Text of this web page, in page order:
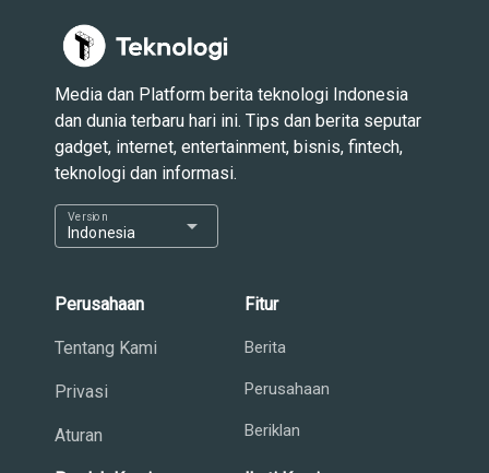
Media dan Platform berita teknologi Indonesia
dan dunia terbaru hari ini. Tips dan berita seputar
gadget, internet, entertainment, bisnis, fintech,
teknologi dan informasi.
Indonesia
Version arrow_drop_down
Perusahaan
Tentang Kami
Privasi
Aturan
Fitur
Berita
Perusahaan
Beriklan